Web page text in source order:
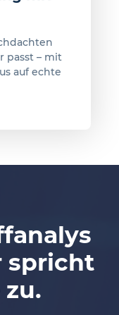
passt – mit
auf echte
spricht